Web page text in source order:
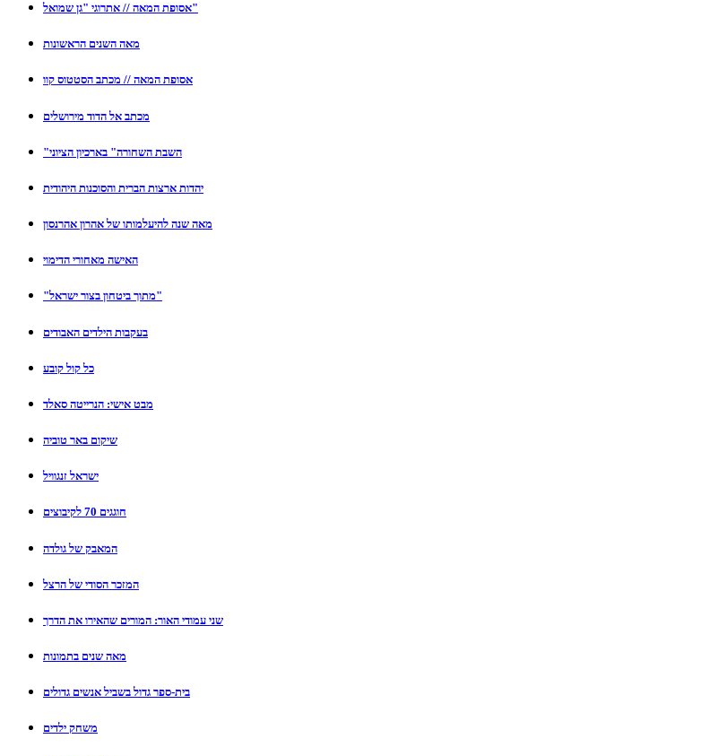
אסופת המאה // אתרוגי "גן שמואל"
מאה השנים הראשונות
אסופת המאה // מכתב הסטטוס קוו
מכתב אל הדוד מירושלים
"השבת השחורה" בארכיון הציוני
יהדות ארצות הברית והסוכנות היהודית
מאה שנה להיעלמותו של אהרון אהרנסון
האישה מאחורי הדימוי
"מתוך ביטחון בצור ישראל"
בעקבות הילדים האבודים
כל קול קובע
מבט אישי: הנרייטה סאלד
שיקום באר טוביה
ישראל זנגוויל
חוגגים 70 לקיבוצים
המאבק של גולדה
המזכר הסודי של הרצל
שני עמודי האור: המורים שהאירו את הדרך
מאה שנים בתמונות
בית-ספר גדול בשביל אנשים גדולים
משחק ילדים